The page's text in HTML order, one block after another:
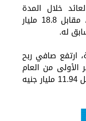
خلال المدة
المرصودة إلى 25.39 مليار جنيه، مقابل 18.8 مليار
له.
ارتفع صافي ربح
الأولى من العام
الجاري إلى 16.59 مليار جنيه، مقابل 11.94 مليار جنيه